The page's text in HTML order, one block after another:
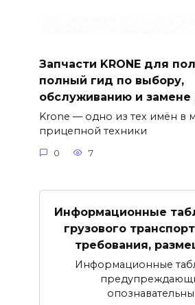
Запчасти KRONE для
полный гид по выбору,
обслуживанию и замене
Krone — одно из тех имён в
прицепной техники
0 7
Информационные
грузового
требования,
Информационные